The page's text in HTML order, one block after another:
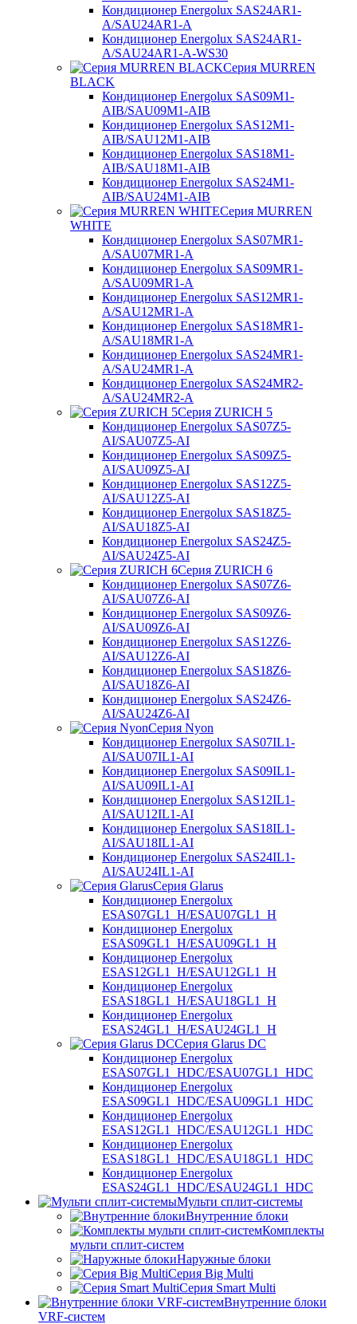
Кондиционер Energolux SAS24AR1-
A/SAU24AR1-A
Кондиционер Energolux SAS24AR1-
A/SAU24AR1-A-WS30
Серия MURREN
BLACK
Кондиционер Energolux SAS09M1-
AIB/SAU09M1-AIB
Кондиционер Energolux SAS12M1-
AIB/SAU12M1-AIB
Кондиционер Energolux SAS18M1-
AIB/SAU18M1-AIB
Кондиционер Energolux SAS24M1-
AIB/SAU24M1-AIB
Серия MURREN
WHITE
Кондиционер Energolux SAS07MR1-
A/SAU07MR1-A
Кондиционер Energolux SAS09MR1-
A/SAU09MR1-A
Кондиционер Energolux SAS12MR1-
A/SAU12MR1-A
Кондиционер Energolux SAS18MR1-
A/SAU18MR1-A
Кондиционер Energolux SAS24MR1-
A/SAU24MR1-A
Кондиционер Energolux SAS24MR2-
A/SAU24MR2-A
Серия ZURICH 5
Кондиционер Energolux SAS07Z5-
AI/SAU07Z5-AI
Кондиционер Energolux SAS09Z5-
AI/SAU09Z5-AI
Кондиционер Energolux SAS12Z5-
AI/SAU12Z5-AI
Кондиционер Energolux SAS18Z5-
AI/SAU18Z5-AI
Кондиционер Energolux SAS24Z5-
AI/SAU24Z5-AI
Серия ZURICH 6
Кондиционер Energolux SAS07Z6-
AI/SAU07Z6-AI
Кондиционер Energolux SAS09Z6-
AI/SAU09Z6-AI
Кондиционер Energolux SAS12Z6-
AI/SAU12Z6-AI
Кондиционер Energolux SAS18Z6-
AI/SAU18Z6-AI
Кондиционер Energolux SAS24Z6-
AI/SAU24Z6-AI
Серия Nyon
Кондиционер Energolux SAS07IL1-
AI/SAU07IL1-AI
Кондиционер Energolux SAS09IL1-
AI/SAU09IL1-AI
Кондиционер Energolux SAS12IL1-
AI/SAU12IL1-AI
Кондиционер Energolux SAS18IL1-
AI/SAU18IL1-AI
Кондиционер Energolux SAS24IL1-
AI/SAU24IL1-AI
Серия Glarus
Кондиционер Energolux
ESAS07GL1_H/ESAU07GL1_H
Кондиционер Energolux
ESAS09GL1_H/ESAU09GL1_H
Кондиционер Energolux
ESAS12GL1_H/ESAU12GL1_H
Кондиционер Energolux
ESAS18GL1_H/ESAU18GL1_H
Кондиционер Energolux
ESAS24GL1_H/ESAU24GL1_H
Серия Glarus DC
Кондиционер Energolux
ESAS07GL1_HDC/ESAU07GL1_HDC
Кондиционер Energolux
ESAS09GL1_HDC/ESAU09GL1_HDC
Кондиционер Energolux
ESAS12GL1_HDC/ESAU12GL1_HDC
Кондиционер Energolux
ESAS18GL1_HDC/ESAU18GL1_HDC
Кондиционер Energolux
ESAS24GL1_HDC/ESAU24GL1_HDC
Мульти сплит-системы
Внутренние блоки
Комплекты
мульти сплит-систем
Наружные блоки
Серия Big Multi
Серия Smart Multi
Внутренние блоки
VRF-систем